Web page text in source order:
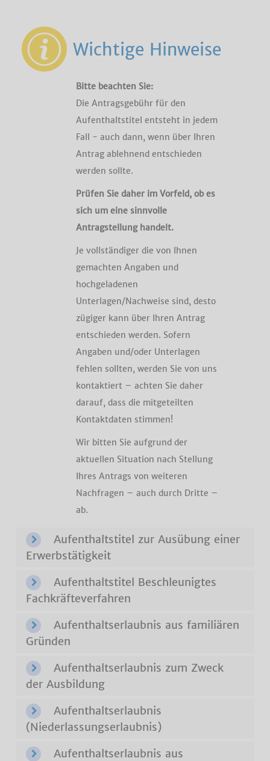
Wichtige Hinweise
Bitte beachten Sie:
Die Antragsgebühr für den
Aufenthaltstitel entsteht in jedem
Fall - auch dann, wenn über Ihren
Antrag ablehnend entschieden
werden sollte.
Prüfen Sie daher im Vorfeld, ob es
sich um eine sinnvolle
Antragstellung handelt.
Je vollständiger die von Ihnen
gemachten Angaben und
hochgeladenen
Unterlagen/Nachweise sind, desto
zügiger kann über Ihren Antrag
entschieden werden. Sofern
Angaben und/oder Unterlagen
fehlen sollten, werden Sie von uns
kontaktiert – achten Sie daher
darauf, dass die mitgeteilten
Kontaktdaten stimmen!
Wir bitten Sie aufgrund der
aktuellen Situation nach Stellung
Ihres Antrags von weiteren
Nachfragen – auch durch Dritte –
ab.
Aufenthaltstitel zur Ausübung einer
Erwerbstätigkeit
Aufenthaltstitel Beschleunigtes
Fachkräfteverfahren
Aufenthaltserlaubnis aus familiären
Gründen
Aufenthaltserlaubnis zum Zweck
der Ausbildung
Aufenthaltserlaubnis
(Niederlassungserlaubnis)
Aufenthaltserlaubnis aus